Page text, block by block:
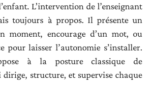
L’intervention de l’enseignant
toujours à propos. Il présente un
moment, encourage d’un mot, ou
pour laisser l’autonomie s’installer.
à la posture classique de
dirige, structure, et supervise chaque